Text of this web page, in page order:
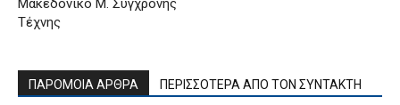
Μακεδονικό Μ. Σύγχρονης
Τέχνης
ΠΑΡΟΜΟΙΑ ΑΡΘΡΑ ΠΕΡΙΣΣΟΤΕΡΑ ΑΠΟ ΤΟΝ ΣΥΝΤΑΚΤΗ